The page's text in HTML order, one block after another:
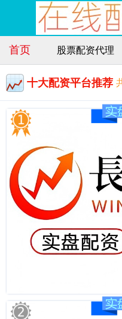
首页 股票配资代理
十大配资平台推荐